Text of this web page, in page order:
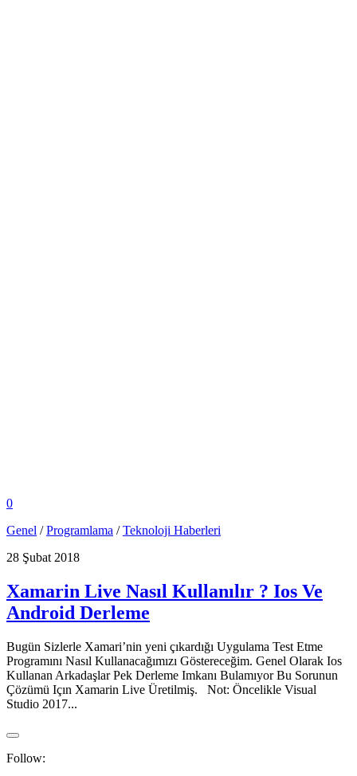
0
Genel /Programlama /Teknoloji Haberleri
28 Şubat 2018
Xamarin Live Nasıl Kullanılır ? Ios Ve
Android Derleme
Bugün Sizlerle Xamari’nin yeni çıkardığı Uygulama Test Etme
Programını Nasıl Kullanacağımızı Göstereceğim. Genel Olarak Ios
Kullanan Arkadaşlar Pek Derleme Imkanı Bulamıyor Bu Sorunun
Çözümü Içın Xamarin Live Üretilmiş. Not: Öncelikle Visual
Studio 2017...
Follow: